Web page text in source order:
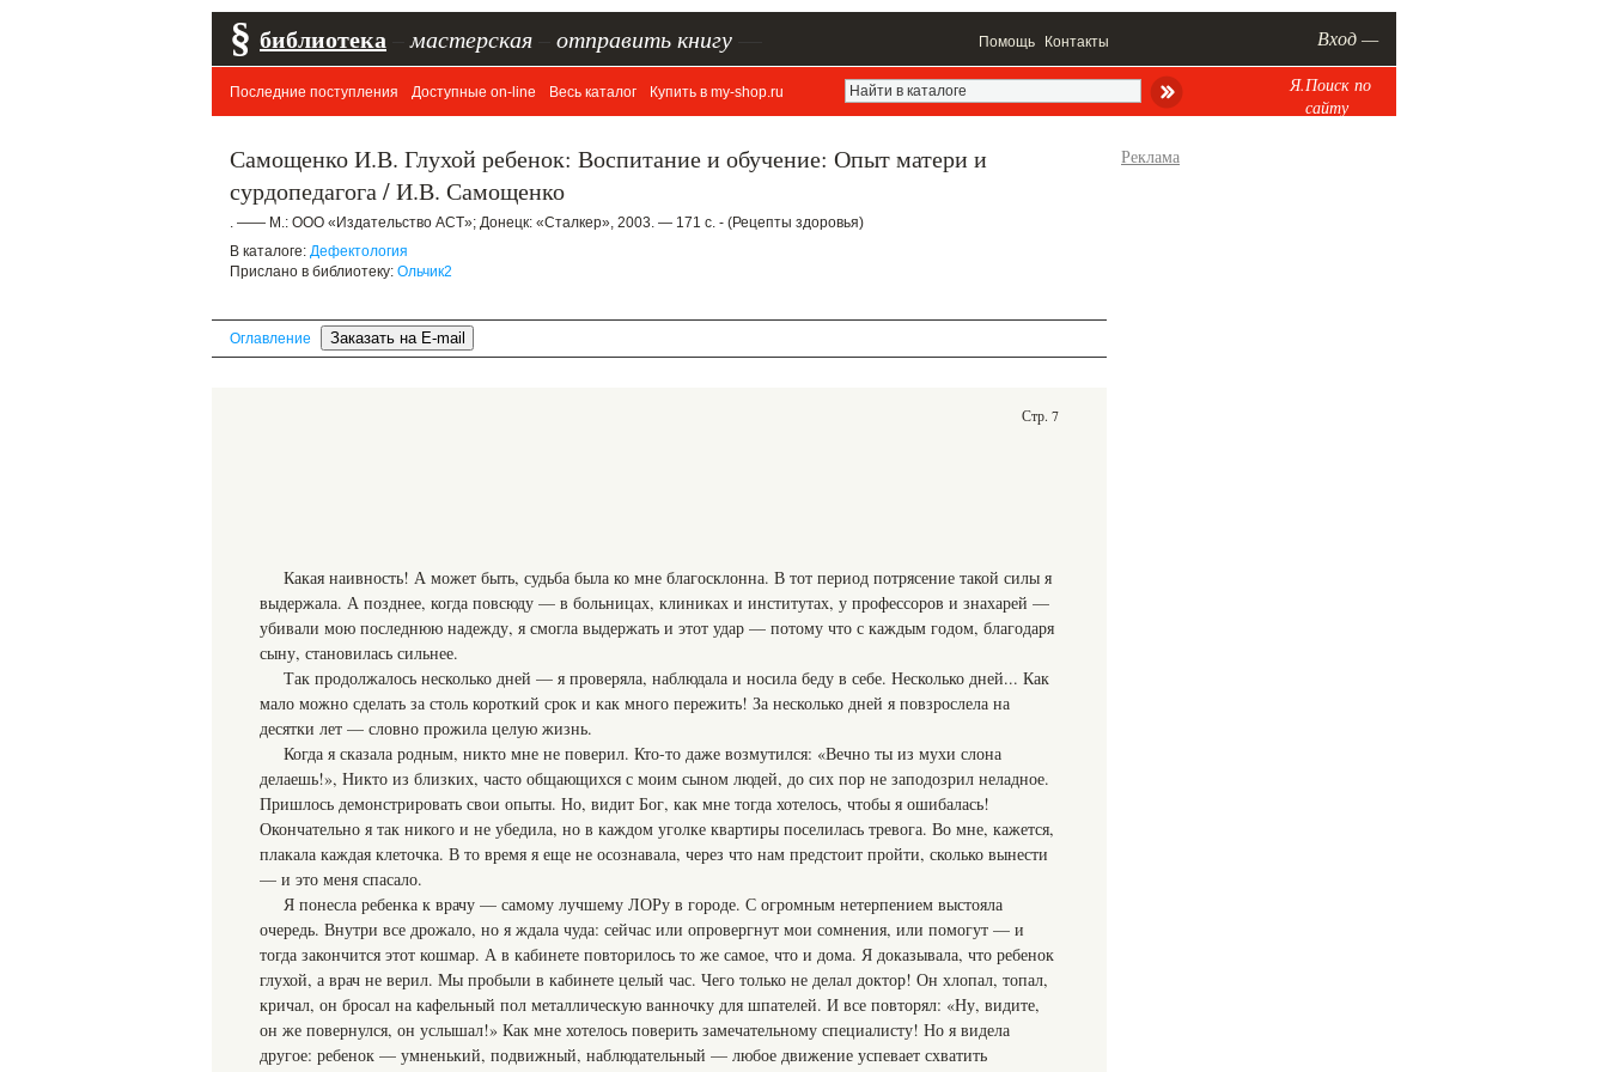
§ библиотека мастерская отправить книгу Помощь Контакты Вход —
Последние поступления Доступные on-line Весь каталог Купить в my-shop.ru
Я.Поиск по
сайту
Самощенко И.В. Глухой ребенок: Воспитание и обучение: Опыт матери и
сурдопедагога / И.В. Самощенко
. —— М.: ООО «Издательство ACT»; Донецк: «Сталкер», 2003. — 171 с. - (Рецепты здоровья)
В каталоге: Дефектология
Прислано в библиотеку: Ольчик2
Оглавление
Стр. 7
Какая наивность! А может быть, судьба была ко мне благосклонна. В тот период потрясение такой силы я
выдержала. А позднее, когда повсюду — в больницах, клиниках и институтах, у профессоров и знахарей —
убивали мою последнюю надежду, я смогла выдержать и этот удар — потому что с каждым годом, благодаря
сыну, становилась сильнее.
Так продолжалось несколько дней — я проверяла, наблюдала и носила беду в себе. Несколько дней... Как
мало можно сделать за столь короткий срок и как много пережить! За несколько дней я повзрослела на
десятки лет — словно прожила целую жизнь.
Когда я сказала родным, никто мне не поверил. Кто-то даже возмутился: «Вечно ты из мухи слона
делаешь!», Никто из близких, часто общающихся с моим сыном людей, до сих пор не заподозрил неладное.
Пришлось демонстрировать свои опыты. Но, видит Бог, как мне тогда хотелось, чтобы я ошибалась!
Окончательно я так никого и не убедила, но в каждом уголке квартиры поселилась тревога. Во мне, кажется,
плакала каждая клеточка. В то время я еще не осознавала, через что нам предстоит пройти, сколько вынести
— и это меня спасало.
Я понесла ребенка к врачу — самому лучшему ЛОРу в городе. С огромным нетерпением выстояла
очередь. Внутри все дрожало, но я ждала чуда: сейчас или опровергнут мои сомнения, или помогут — и
тогда закончится этот кошмар. А в кабинете повторилось то же самое, что и дома. Я доказывала, что ребенок
глухой, а врач не верил. Мы пробыли в кабинете целый час. Чего только не делал доктор! Он хлопал, топал,
кричал, он бросал на кафельный пол металлическую ванночку для шпателей. И все повторял: «Ну, видите,
он же повернулся, он услышал!» Как мне хотелось поверить замечательному специалисту! Но я видела
другое: ребенок — умненький, подвижный, наблюдательный — любое движение успевает схватить
Реклама